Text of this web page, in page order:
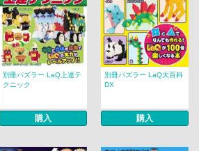
別冊パズラー LaQ上達テ
クニック
購入
別冊パズラー LaQ大百科
DX
購入